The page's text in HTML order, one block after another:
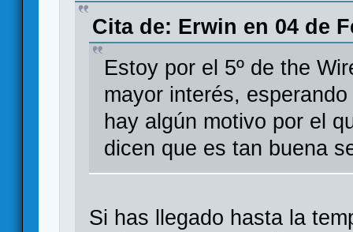
Cita de: Erwin en 04 de
Estoy por el 5º de the
mayor interés,
hay algún motivo por el
dicen que es tan buena
Si has llegado hasta la